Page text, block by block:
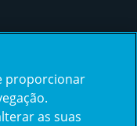
proporcionar
as suas